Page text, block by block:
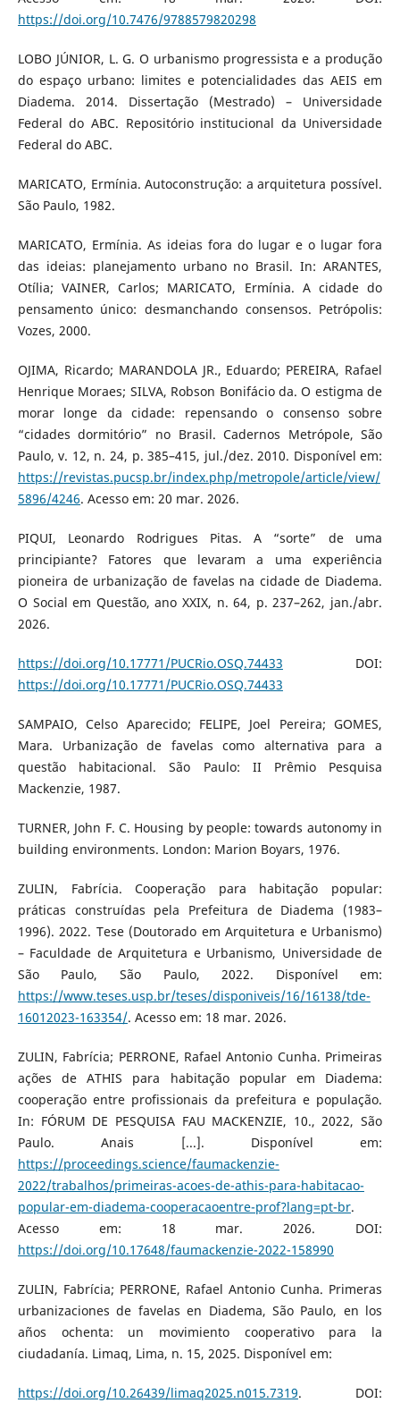
https://doi.org/10.7476/9788579820298
LOBO JÚNIOR, L. G. O urbanismo progressista e a produção
do espaço urbano: limites e potencialidades das AEIS em
Diadema. 2014. Dissertação (Mestrado) – Universidade
Federal do ABC. Repositório institucional da Universidade
Federal do ABC.
MARICATO, Ermínia. Autoconstrução: a arquitetura possível.
São Paulo, 1982.
MARICATO, Ermínia. As ideias fora do lugar e o lugar fora
das ideias: planejamento urbano no Brasil. In: ARANTES,
Otília; VAINER, Carlos; MARICATO, Ermínia. A cidade do
pensamento único: desmanchando consensos. Petrópolis:
Vozes, 2000.
OJIMA, Ricardo; MARANDOLA JR., Eduardo; PEREIRA, Rafael
Henrique Moraes; SILVA, Robson Bonifácio da. O estigma de
morar longe da cidade: repensando o consenso sobre
“cidades dormitório” no Brasil. Cadernos Metrópole, São
Paulo, v. 12, n. 24, p. 385–415, jul./dez. 2010. Disponível em:
https://revistas.pucsp.br/index.php/metropole/article/view/
5896/4246. Acesso em: 20 mar. 2026.
PIQUI, Leonardo Rodrigues Pitas. A “sorte” de uma
principiante? Fatores que levaram a uma experiência
pioneira de urbanização de favelas na cidade de Diadema.
O Social em Questão, ano XXIX, n. 64, p. 237–262, jan./abr.
2026.
https://doi.org/10.17771/PUCRio.OSQ.74433 DOI:
https://doi.org/10.17771/PUCRio.OSQ.74433
SAMPAIO, Celso Aparecido; FELIPE, Joel Pereira; GOMES,
Mara. Urbanização de favelas como alternativa para a
questão habitacional. São Paulo: II Prêmio Pesquisa
Mackenzie, 1987.
TURNER, John F. C. Housing by people: towards autonomy in
building environments. London: Marion Boyars, 1976.
ZULIN, Fabrícia. Cooperação para habitação popular:
práticas construídas pela Prefeitura de Diadema (1983–
1996). 2022. Tese (Doutorado em Arquitetura e Urbanismo)
– Faculdade de Arquitetura e Urbanismo, Universidade de
São Paulo, São Paulo, 2022. Disponível em:
https://www.teses.usp.br/teses/disponiveis/16/16138/tde-
16012023-163354/. Acesso em: 18 mar. 2026.
ZULIN, Fabrícia; PERRONE, Rafael Antonio Cunha. Primeiras
ações de ATHIS para habitação popular em Diadema:
cooperação entre profissionais da prefeitura e população.
In: FÓRUM DE PESQUISA FAU MACKENZIE, 10., 2022, São
Paulo. Anais [...]. Disponível em:
https://proceedings.science/faumackenzie-
2022/trabalhos/primeiras-acoes-de-athis-para-habitacao-
popular-em-diadema-cooperacaoentre-prof?lang=pt-br.
Acesso em: 18 mar. 2026. DOI:
https://doi.org/10.17648/faumackenzie-2022-158990
ZULIN, Fabrícia; PERRONE, Rafael Antonio Cunha. Primeras
urbanizaciones de favelas en Diadema, São Paulo, en los
años ochenta: un movimiento cooperativo para la
ciudadanía. Limaq, Lima, n. 15, 2025. Disponível em:
https://doi.org/10.26439/limaq2025.n015.7319. DOI: